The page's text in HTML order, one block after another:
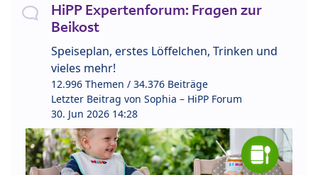
HiPP Expertenforum: Fragen zur
Beikost
Speiseplan, erstes Löffelchen, Trinken und
vieles mehr!
12.996 Themen / 34.376 Beiträge
Letzter Beitrag von Sophia – HiPP Forum
30. Jun 2026 14:28